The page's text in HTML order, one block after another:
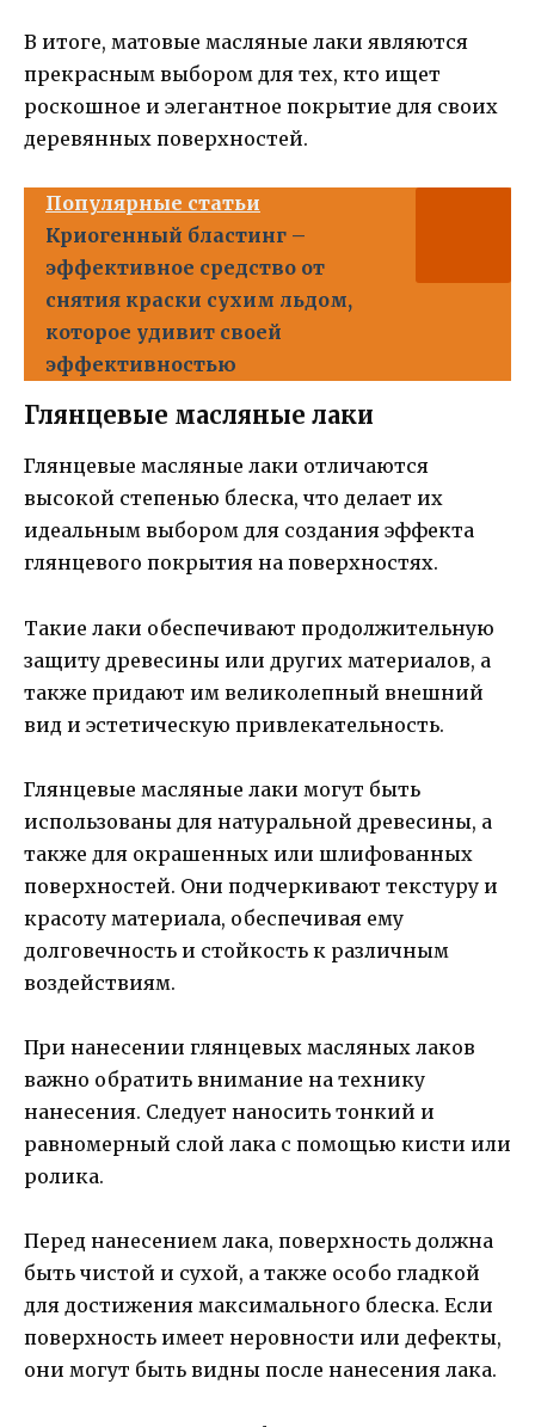
В итоге, матовые масляные лаки являются
прекрасным выбором для тех, кто ищет
роскошное и элегантное покрытие для своих
деревянных поверхностей.
Популярные статьи
Криогенный бластинг –
эффективное средство от
снятия краски сухим льдом,
которое удивит своей
эффективностью
Глянцевые масляные лаки
Глянцевые масляные лаки отличаются
высокой степенью блеска, что делает их
идеальным выбором для создания эффекта
глянцевого покрытия на поверхностях.
Такие лаки обеспечивают продолжительную
защиту древесины или других материалов, а
также придают им великолепный внешний
вид и эстетическую привлекательность.
Глянцевые масляные лаки могут быть
использованы для натуральной древесины, а
также для окрашенных или шлифованных
поверхностей. Они подчеркивают текстуру и
красоту материала, обеспечивая ему
долговечность и стойкость к различным
воздействиям.
При нанесении глянцевых масляных лаков
важно обратить внимание на технику
нанесения. Следует наносить тонкий и
равномерный слой лака с помощью кисти или
ролика.
Перед нанесением лака, поверхность должна
быть чистой и сухой, а также особо гладкой
для достижения максимального блеска. Если
поверхность имеет неровности или дефекты,
они могут быть видны после нанесения лака.